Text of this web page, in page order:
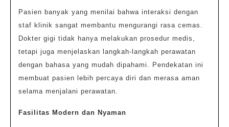
Pasien banyak yang menilai bahwa interaksi dengan
staf klinik sangat membantu mengurangi rasa cemas.
Dokter gigi tidak hanya melakukan prosedur medis,
tetapi juga menjelaskan langkah-langkah perawatan
dengan bahasa yang mudah dipahami. Pendekatan ini
membuat pasien lebih percaya diri dan merasa aman
selama menjalani perawatan.
Fasilitas Modern dan Nyaman